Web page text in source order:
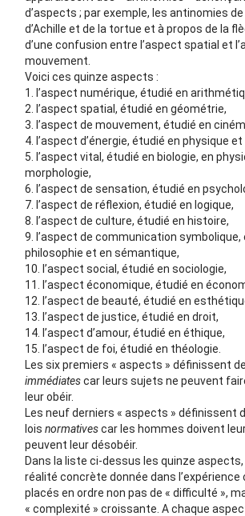
d’aspects ; par exemple, les antinomies
d’Achille et de la tortue et à propos de la
d’une confusion entre l’aspect spatial et
mouvement.
Voici ces quinze aspects :
1. l’aspect numérique, étudié en
2. l’aspect spatial, étudié en géométrie,
3. l’aspect de mouvement, étudié en
4. l’aspect d’énergie, étudié en physique
5. l’aspect vital, étudié en biologie, en
morphologie,
6. l’aspect de sensation, étudié en
7. l’aspect de réflexion, étudié en logique,
8. l’aspect de culture, étudié en histoire,
9. l’aspect de communication symbolique,
philosophie et en sémantique,
10. l’aspect social, étudié en sociologie,
11. l’aspect économique, étudié en
12. l’aspect de beauté, étudié en
13. l’aspect de justice, étudié en droit,
14. l’aspect d’amour, étudié en éthique,
15. l’aspect de foi, étudié en théologie.
Les six premiers « aspects » définissent
immédiatescar leurs sujets ne peuvent
leur obéir.
Les neuf derniers « aspects » définissent
lois normativescar les hommes doivent
peuvent leur désobéir.
Dans la liste ci-dessus les quinze
réalité concrète donnée dans l’expérience
placés en ordre non pas de « difficulté »,
« complexité » croissante. A chaque